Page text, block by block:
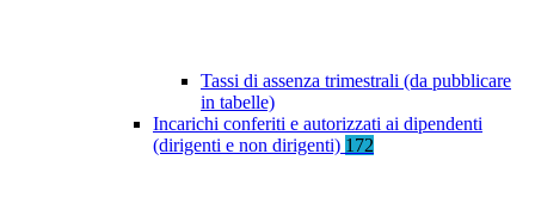
Tassi di assenza trimestrali (da pubblicare
in tabelle)
Incarichi conferiti e autorizzati ai dipendenti
(dirigenti e non dirigenti) 172